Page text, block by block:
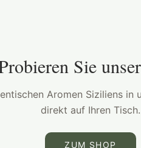
Sie
Aromen Siziliens in
direkt auf Ihren Tisch.
ZUM SHOP